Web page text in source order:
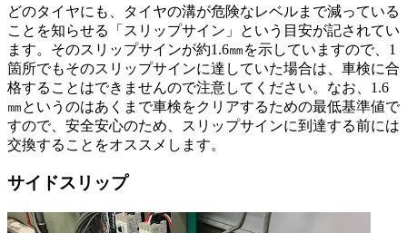
どのタイヤにも、タイヤの溝が危険なレベルまで減っている
ことを知らせる「スリップサイン」という目安が記されてい
ます。そのスリップサインが約1.6㎜を示していますので、1
箇所でもそのスリップサインに達していた場合は、車検に合
格することはできませんので注意してください。なお、1.6
㎜というのはあくまで車検をクリアするための最低基準値で
すので、安全安心のため、スリップサインに到達する前には
交換することをオススメします。
サイドスリップ